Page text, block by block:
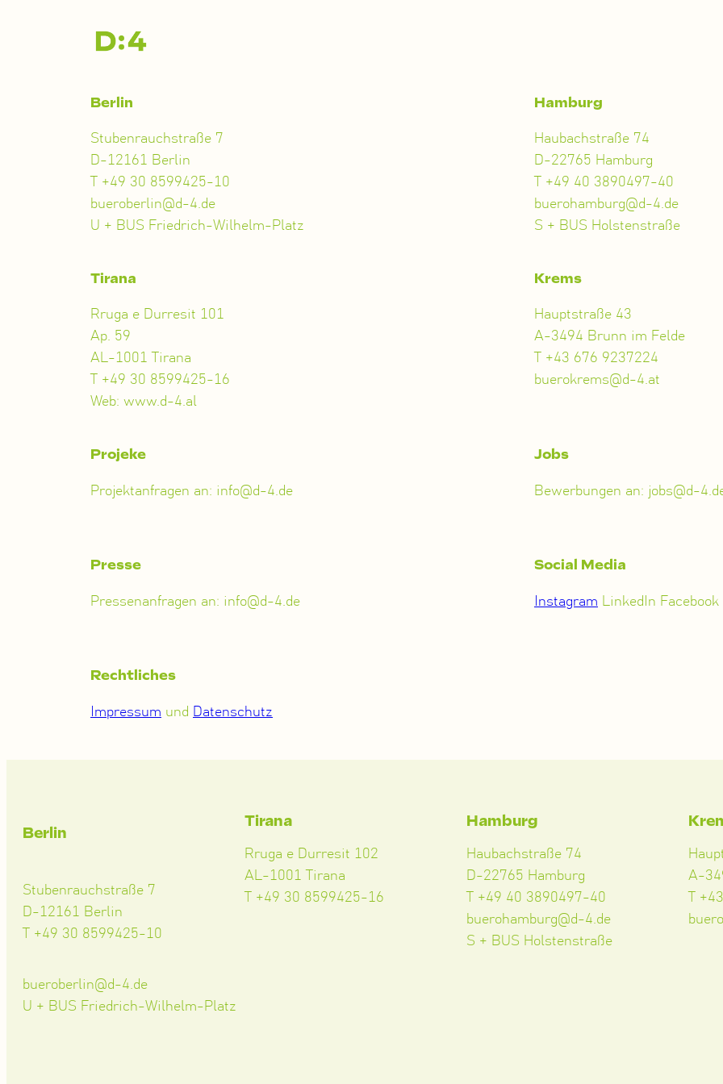
Berlin
Stubenrauchstraße 7
D-12161 Berlin
T +49 30 8599425-10
bueroberlin@d-4.de
U + BUS Friedrich-Wilhelm-Platz
Hamburg
Haubachstraße 74
D-22765 Hamburg
T +49 40 3890497-40
buerohamburg@d-4.de
S + BUS Holstenstraße
Tirana
Rruga e Durresit 101
Ap. 59
AL-1001 Tirana
T +49 30 8599425-16
Web: www.d-4.al
Krems
Hauptstraße 43
A-3494 Brunn im Felde
T +43 676 9237224
buerokrems@d-4.at
Projeke
Projektanfragen an: info@d-4.de
Jobs
Bewerbungen an: jobs@d-
Presse
Pressenanfragen an: info@d-4.de
Social Media
Instagram LinkedIn Facebook
Rechtliches
Impressum und Datenschutz
Berlin
Stubenrauchstraße 7
D-12161 Berlin
T +49 30 8599425-10
bueroberlin@d-4.de
U + BUS Friedrich-Wilhelm-Platz
Tirana
Rruga e Durresit 102
AL-1001 Tirana
T +49 30 8599425-16
Hamburg
Haubachstraße 74
D-22765 Hamburg
T +49 40 3890497-40
buerohamburg@d-4.de
S + BUS Holstenstraße
A-
T